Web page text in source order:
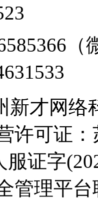
（
新才网络
许可证
证字
管理平